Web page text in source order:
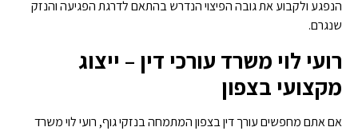
הנפגע ולקבוע את גובה הפיצוי הנדרש בהתאם לדרגת הפגיעה והנזק
שנגרם.
רועי לוי משרד עורכי דין – ייצוג
מקצועי בצפון
אם אתם מחפשים עורך דין בצפון המתמחה בנזקי גוף, רועי לוי משרד